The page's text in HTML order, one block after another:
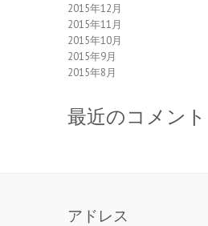
2015年12月
2015年11月
2015年10月
2015年9月
2015年8月
最近のコメント
アドレス